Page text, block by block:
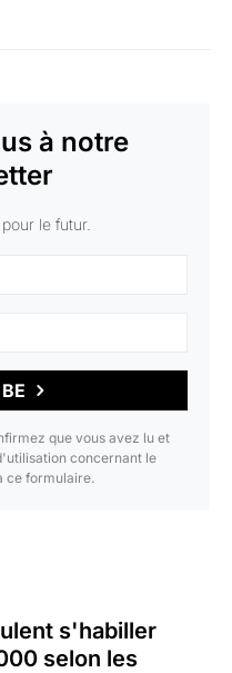
à notre
le futur.
que vous avez lu et
concernant le
ce formulaire.
s'habiller
selon les